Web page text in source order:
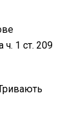
ч. 1 ст. 209